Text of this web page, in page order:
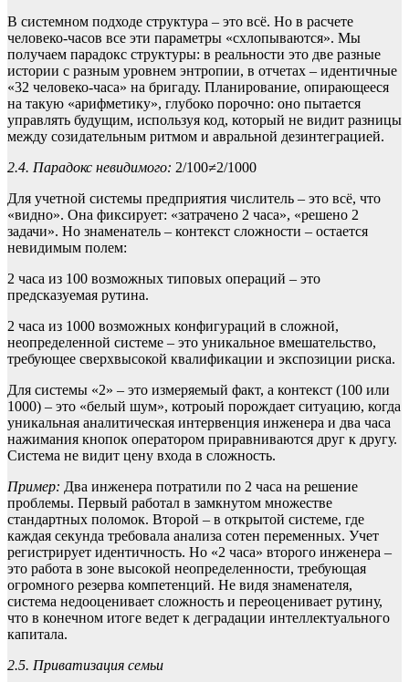
В системном подходе структура – это всё. Но в расчете
человеко-часов все эти параметры «схлопываются». Мы
получаем парадокс структуры: в реальности это две разные
истории с разным уровнем энтропии, в отчетах – идентичные
«32 человеко-часа» на бригаду. Планирование, опирающееся
на такую «арифметику», глубоко порочно: оно пытается
управлять будущим, используя код, который не видит разницы
между созидательным ритмом и авральной дезинтеграцией.
2.4. Парадокс невидимого: 2/100≠2/1000
Для учетной системы предприятия числитель – это всё, что
«видно». Она фиксирует: «затрачено 2 часа», «решено 2
задачи». Но знаменатель – контекст сложности – остается
невидимым полем:
2 часа из 100 возможных типовых операций – это
предсказуемая рутина.
2 часа из 1000 возможных конфигураций в сложной,
неопределенной системе – это уникальное вмешательство,
требующее сверхвысокой квалификации и экспозиции риска.
Для системы «2» – это измеряемый факт, а контекст (100 или
1000) – это «белый шум», котроый порождает ситуацию, когда
уникальная аналитическая интервенция инженера и два часа
нажимания кнопок оператором приравниваются друг к другу.
Система не видит цену входа в сложность.
Пример: Два инженера потратили по 2 часа на решение
проблемы. Первый работал в замкнутом множестве
стандартных поломок. Второй – в открытой системе, где
каждая секунда требовала анализа сотен переменных. Учет
регистрирует идентичность. Но «2 часа» второго инженера –
это работа в зоне высокой неопределенности, требующая
огромного резерва компетенций. Не видя знаменателя,
система недооценивает сложность и переоценивает рутину,
что в конечном итоге ведет к деградации интеллектуального
капитала.
2.5. Приватизация семьи